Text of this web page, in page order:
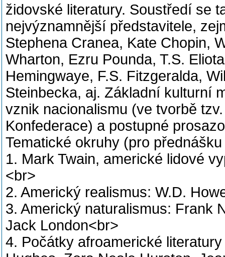
židovské literatury. Soustředí se
nejvýznamnější představitele,
Stephena Cranea, Kate Chopin,
Wharton, Ezru Pounda, T.S.
Hemingwaye, F.S. Fitzgeralda,
Steinbecka, aj. Základní kulturní
vznik nacionalismu (ve tvorbě
Konfederace) a postupné
Tematické okruhy (pro
1. Mark Twain, americké lidové
<br>
2. Americký realismus: W.D.
3. Americký naturalismus: Frank
Jack London<br>
4. Počátky afroamerické